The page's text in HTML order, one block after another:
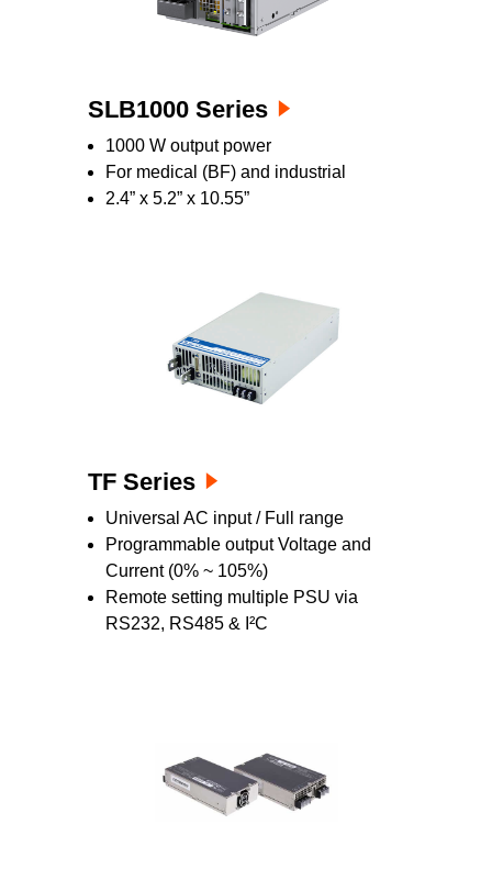
SLB1000 Series
1000 W output power
For medical (BF) and industrial
2.4” x 5.2” x 10.55”
TF Series
Universal AC input / Full range
Programmable output Voltage and
Current (0% ~ 105%)
Remote setting multiple PSU via
RS232, RS485 & I²C